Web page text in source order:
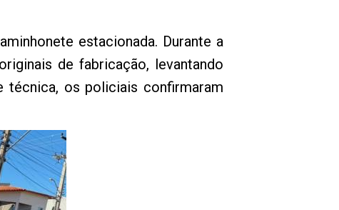
estacionada. Durante a
de fabricação, levantando
técnica, os policiais confirmaram